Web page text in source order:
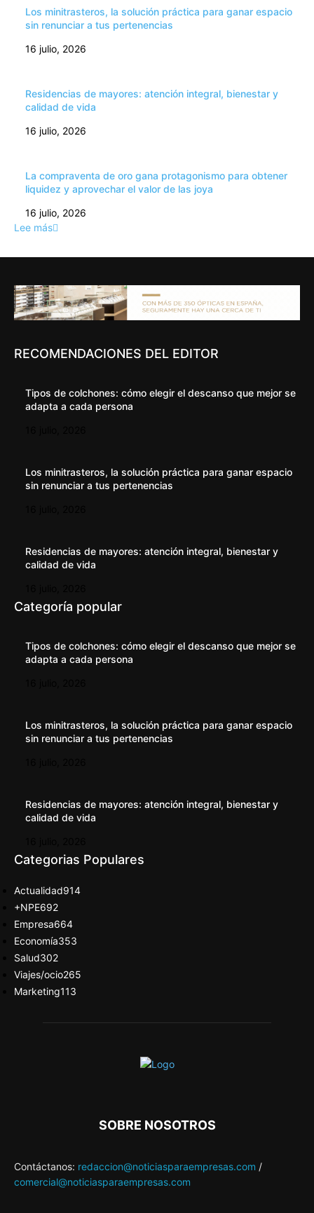
Los minitrasteros, la solución práctica para ganar espacio
sin renunciar a tus pertenencias
16 julio, 2026
Residencias de mayores: atención integral, bienestar y
calidad de vida
16 julio, 2026
La compraventa de oro gana protagonismo para obtener
liquidez y aprovechar el valor de las joya
16 julio, 2026
Lee más
RECOMENDACIONES DEL EDITOR
Tipos de colchones: cómo elegir el descanso que mejor se
adapta a cada persona
Los minitrasteros, la solución práctica para ganar espacio
sin renunciar a tus pertenencias
Residencias de mayores: atención integral, bienestar y
calidad de vida
Categoría popular
Tipos de colchones: cómo elegir el descanso que mejor se
adapta a cada persona
Los minitrasteros, la solución práctica para ganar espacio
sin renunciar a tus pertenencias
Residencias de mayores: atención integral, bienestar y
calidad de vida
Categorias Populares
Actualidad914
+NPE692
Empresa664
Economía353
Salud302
Viajes/ocio265
Marketing113
SOBRE NOSOTROS
Contáctanos: redaccion@noticiasparaempresas.com /
comercial@noticiasparaempresas.com